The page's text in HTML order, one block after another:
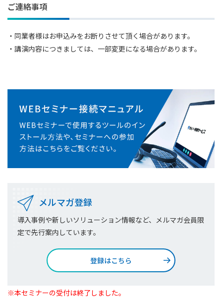
ご連絡事項
・同業者様はお申込みをお断りさせて頂く場合があります。
・講演内容につきましては、一部変更になる場合があります。
メルマガ登録
導入事例や新しいソリューション情報など、メルマガ会員限
定で先行案内しています。
登録はこちら
※本セミナーの受付は終了しました。